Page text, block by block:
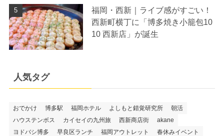
福岡・西新｜ライブ感がすごい！
西新町横丁に「博多焼き小籠包10
10 西新店」が誕生
人気タグ
おでかけ 博多駅 福岡ホテル よしもと錯覚研究所
朝活
ハウステンボス
カイセイの九州旅 西新商店街
akane
ヨドバシ博多
早良区ランチ 福岡アウトレット
春休みイベント